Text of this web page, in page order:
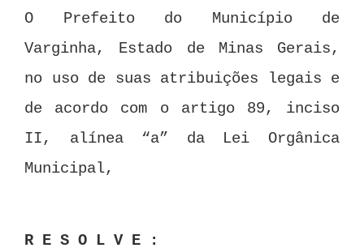
O Prefeito do Município de
Varginha, Estado de Minas Gerais,
no uso de suas atribuições legais e
de acordo com o artigo 89, inciso
II, alínea “a” da Lei Orgânica
Municipal,
R E S O L V E :